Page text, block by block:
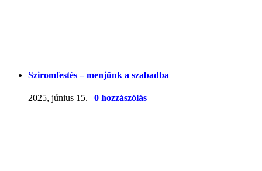
Sziromfestés – menjünk a szabadba
2025, június 15. | 0 hozzászólás